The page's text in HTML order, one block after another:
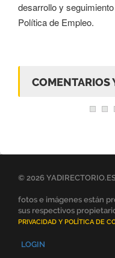
desarrollo y
Política de Empleo.
COMENTARIOS
© 2026
fotos e imágenes están
sus respectivos
PRIVACIDAD Y POLÍTICA DE
LOGIN